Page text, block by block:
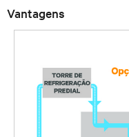
Vantagens